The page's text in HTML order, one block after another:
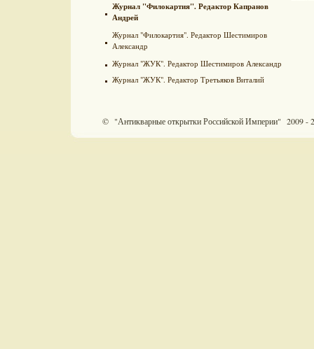
Журнал "Филокартия". Редактор Капранов
Андрей
Журнал "Филокартия". Редактор Шестимиров
Александр
Журнал "ЖУК". Редактор Шестимиров Александр
Журнал "ЖУК". Редактор Третьяков Виталий
© "Антикварные открытки Российской Империи" 2009 -